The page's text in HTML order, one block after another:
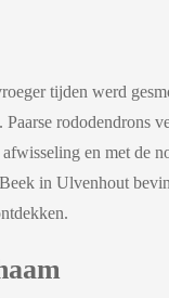
tijden werd
Paarse
en met
in Ulvenhout